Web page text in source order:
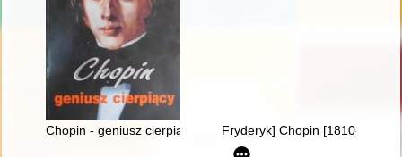
Chopin - geniusz cierpiący Fryderyk] Chopin [1810-1849].